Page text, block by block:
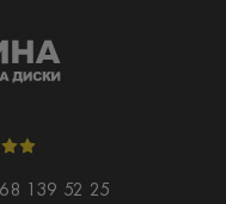
139 52 25